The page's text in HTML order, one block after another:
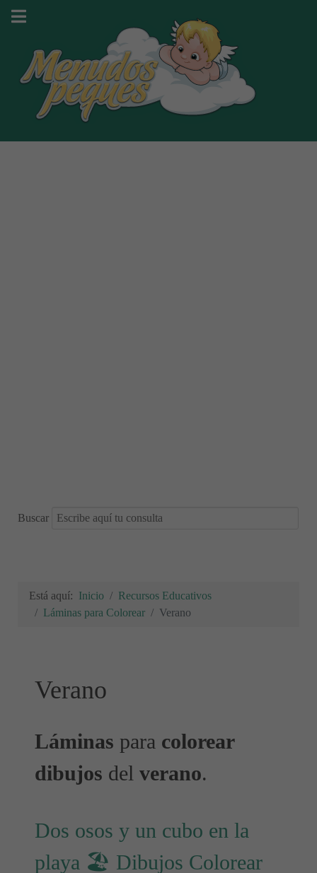
Buscar
Está aquí: Inicio
Recursos Educativos
Láminas para Colorear
Verano
Verano
Láminas para colorear
dibujos del verano.
Dos osos y un cubo en la
playa 🏖️ Dibujos Colorear